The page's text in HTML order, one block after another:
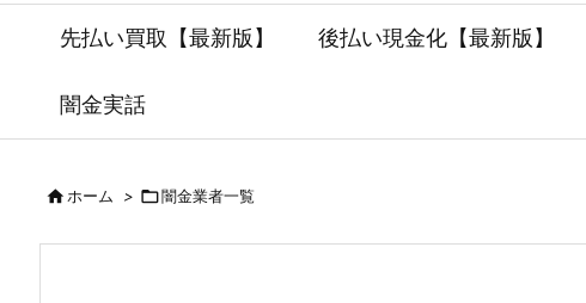
先払い買取【最新版】 後払い現金化【最新版】
闇金実話
 ホーム >  闇金業者一覧